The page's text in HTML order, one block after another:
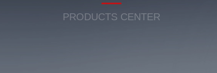
PRODUCTS CENTER